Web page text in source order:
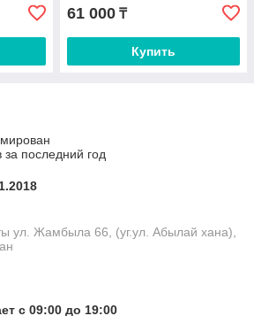
61 000 ₸
Купить
последний год
ул. Жамбыла 66, (уг.ул. Абылай хана),
с 09:00 до 19:00